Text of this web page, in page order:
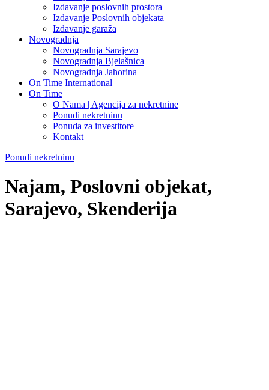
Izdavanje poslovnih prostora
Izdavanje Poslovnih objekata
Izdavanje garaža
Novogradnja
Novogradnja Sarajevo
Novogradnja Bjelašnica
Novogradnja Jahorina
On Time International
On Time
O Nama | Agencija za nekretnine
Ponudi nekretninu
Ponuda za investitore
Kontakt
Ponudi nekretninu
Najam, Poslovni objekat,
Sarajevo, Skenderija